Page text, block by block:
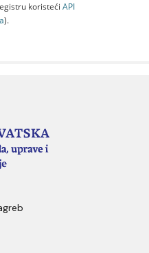
koristeći API
).